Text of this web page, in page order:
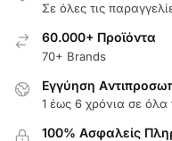
Σε όλες τις
60.000+ Προϊόντα
70+ Brands
Εγγύηση
1 έως 6 χρόνια σε όλα
100% Ασφαλείς